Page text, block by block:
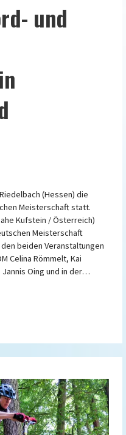
und
(Hessen) die
Meisterschaft statt.
Kufstein / Österreich)
Meisterschaft
beiden Veranstaltungen
Celina Römmelt, Kai
Oing und in der…